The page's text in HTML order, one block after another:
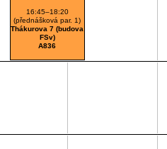
16:45–18:20
(přednášková par. 1)
Thákurova 7 (budova
FSv)
A836